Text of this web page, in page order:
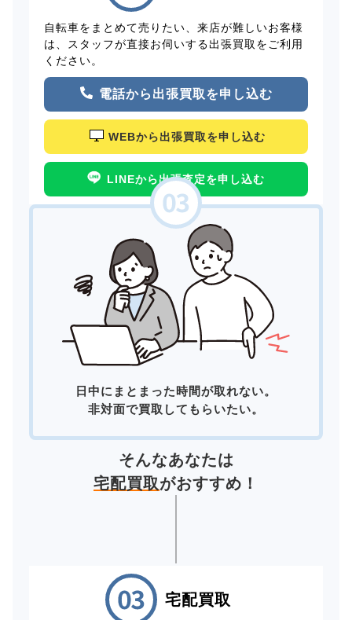
自転車をまとめて売りたい、来店が難しいお客様
は、スタッフが直接お伺いする出張買取をご利用
ください。
電話から出張買取を申し込む
WEBから出張買取を申し込む
LINEから出張査定を申し込む
日中にまとまった時間が取れない。
非対面で買取してもらいたい。
そんなあなたは
宅配買取がおすすめ！
宅配買取